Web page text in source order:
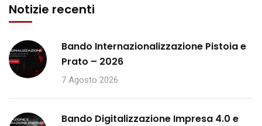
Notizie recenti
Bando Internazionalizzazione Pistoia e
Prato – 2026
7 Agosto 2026
Bando Digitalizzazione Impresa 4.0 e